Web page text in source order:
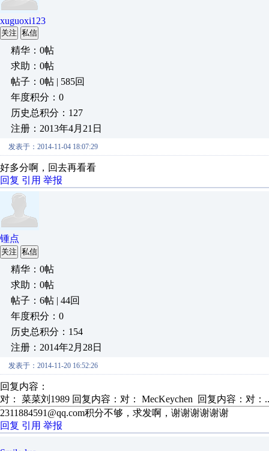
xuguoxi123
关注 私信
精华：0帖
求助：0帖
帖子：0帖 | 585回
年度积分：0
历史总积分：127
注册：2013年4月21日
发表于：2014-11-04 18:07:29
好多分啊，回去再看看
回复 引用 举报
锺点
关注 私信
精华：0帖
求助：0帖
帖子：6帖 | 44回
年度积分：0
历史总积分：154
注册：2014年2月28日
发表于：2014-11-20 16:52:26
回复内容：
对： 菜菜刘1989 回复内容：对： MecKeychen 回复内容：对：
2311884591@qq.com积分不够，求发啊，谢谢谢谢谢谢
回复 引用 举报